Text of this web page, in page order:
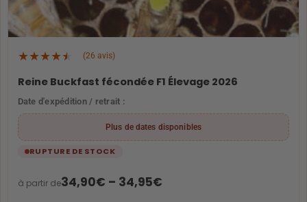
★★★★★ (26 avis)
Reine Buckfast fécondée F1 Élevage 2026
Date d'expédition / retrait :
Plus de dates disponibles
RUPTURE DE STOCK
à partir de34,90€ – 34,95€